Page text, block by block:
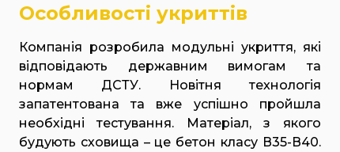
Особливості укриттів
Компанія розробила модульні укриття, які
відповідають державним вимогам та
нормам ДСТУ. Новітня технологія
запатентована та вже успішно пройшла
необхідні тестування. Матеріал, з якого
будують сховища – це бетон класу В35-В40.